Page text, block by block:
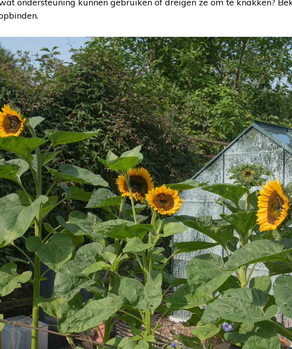
ondersteuning kunnen gebruiken of dreigen ze om te knakken?